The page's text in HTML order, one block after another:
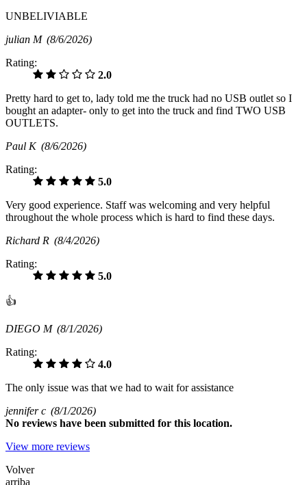
UNBELIVIABLE
julian M (8/6/2026)
Rating:
2.0
Pretty hard to get to, lady told me the truck had no USB outlet so I
bought an adapter- only to get into the truck and find TWO USB
OUTLETS.
Paul K (8/6/2026)
Rating:
5.0
Very good experience. Staff was welcoming and very helpful
throughout the whole process which is hard to find these days.
Richard R (8/4/2026)
Rating:
5.0
👍
DIEGO M (8/1/2026)
Rating:
4.0
The only issue was that we had to wait for assistance
jennifer c (8/1/2026)
No reviews have been submitted for this location.
View more reviews
Volver
arriba